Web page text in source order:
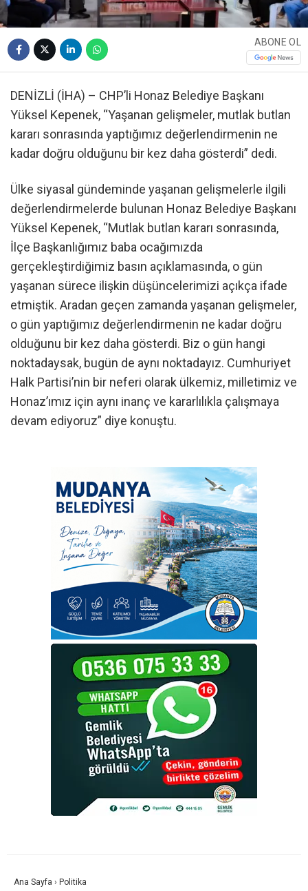
ABONE OL
DENİZLİ (İHA) – CHP’li Honaz Belediye Başkanı
Yüksel Kepenek, “Yaşanan gelişmeler, mutlak butlan
kararı sonrasında yaptığımız değerlendirmenin ne
kadar doğru olduğunu bir kez daha gösterdi” dedi.
Ülke siyasal gündeminde yaşanan gelişmelerle ilgili
değerlendirmelerde bulunan Honaz Belediye Başkanı
Yüksel Kepenek, “Mutlak butlan kararı sonrasında,
İlçe Başkanlığımız baba ocağımızda
gerçekleştirdiğimiz basın açıklamasında, o gün
yaşanan sürece ilişkin düşüncelerimizi açıkça ifade
etmiştik. Aradan geçen zamanda yaşanan gelişmeler,
o gün yaptığımız değerlendirmenin ne kadar doğru
olduğunu bir kez daha gösterdi. Biz o gün hangi
noktadaysak, bugün de aynı noktadayız. Cumhuriyet
Halk Partisi’nin bir neferi olarak ülkemiz, milletimiz ve
Honaz’ımız için aynı inanç ve kararlılıkla çalışmaya
devam ediyoruz” diye konuştu.
Ana Sayfa › Politika